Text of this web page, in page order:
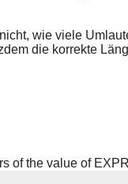
wie viele
die korrekte
of the value of